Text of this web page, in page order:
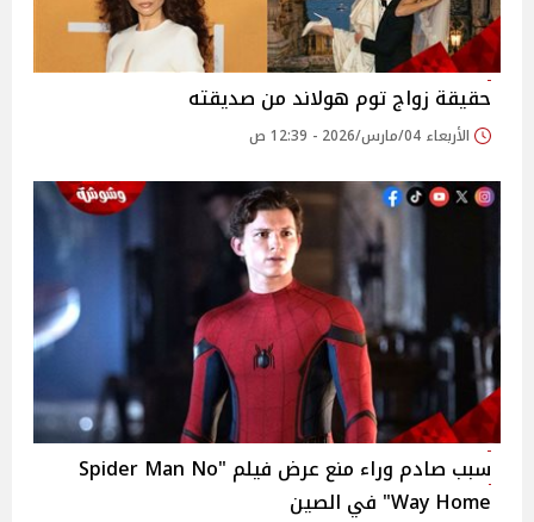
حقيقة زواج توم هولاند من صديقته
الأربعاء 04/مارس/2026 - 12:39 ص
سبب صادم وراء منع عرض فيلم "Spider Man No
Way Home" في الصين